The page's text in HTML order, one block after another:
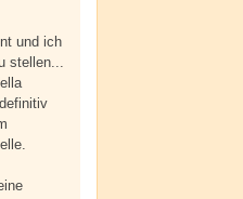
und ich
stellen...